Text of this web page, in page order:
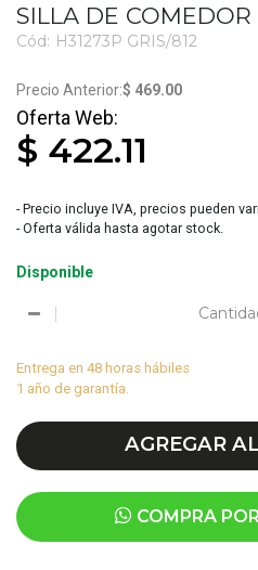
SILLA DE COMEDOR
Cód: H31273P GRIS/812
$ 469.00
$ 422.11
- Precio incluye IVA, precios pueden
- Oferta válida hasta agotar stock.
Disponible
Entrega en 48 horas hábiles
1 año de garantía.
AGREGAR
COMPRA